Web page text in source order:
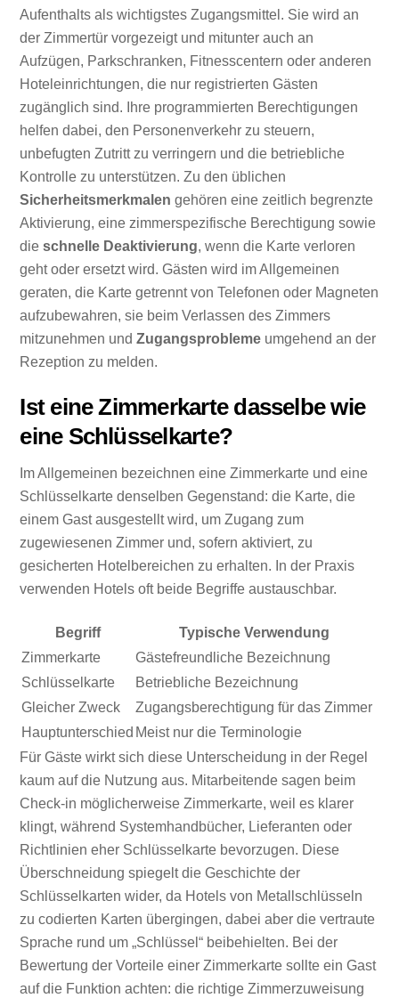
Aufenthalts als wichtigstes Zugangsmittel. Sie wird an
der Zimmertür vorgezeigt und mitunter auch an
Aufzügen, Parkschranken, Fitnesscentern oder anderen
Hoteleinrichtungen, die nur registrierten Gästen
zugänglich sind. Ihre programmierten Berechtigungen
helfen dabei, den Personenverkehr zu steuern,
unbefugten Zutritt zu verringern und die betriebliche
Kontrolle zu unterstützen. Zu den üblichen
Sicherheitsmerkmalen gehören eine zeitlich begrenzte
Aktivierung, eine zimmerspezifische Berechtigung sowie
dieschnelle Deaktivierung, wenn die Karte verloren
geht oder ersetzt wird. Gästen wird im Allgemeinen
geraten, die Karte getrennt von Telefonen oder Magneten
aufzubewahren, sie beim Verlassen des Zimmers
mitzunehmen undZugangsprobleme umgehend an der
Rezeption zu melden.
Ist eine Zimmerkarte dasselbe wie
eine Schlüsselkarte?
Im Allgemeinen bezeichnen eine Zimmerkarte und eine
Schlüsselkarte denselben Gegenstand: die Karte, die
einem Gast ausgestellt wird, um Zugang zum
zugewiesenen Zimmer und, sofern aktiviert, zu
gesicherten Hotelbereichen zu erhalten. In der Praxis
verwenden Hotels oft beide Begriffe austauschbar.
Begriff
Typische Verwendung
Zimmerkarte
Gästefreundliche Bezeichnung
Schlüsselkarte
Betriebliche Bezeichnung
Gleicher Zweck
Zugangsberechtigung für das Zimmer
Hauptunterschied Meist nur die Terminologie
Für Gäste wirkt sich diese Unterscheidung in der Regel
kaum auf die Nutzung aus. Mitarbeitende sagen beim
Check-in möglicherweise Zimmerkarte, weil es klarer
klingt, während Systemhandbücher, Lieferanten oder
Richtlinien eher Schlüsselkarte bevorzugen. Diese
Überschneidung spiegelt die Geschichte der
Schlüsselkarten wider, da Hotels von Metallschlüsseln
zu codierten Karten übergingen, dabei aber die vertraute
Sprache rund um „Schlüssel“ beibehielten. Bei der
Bewertung der Vorteile einer Zimmerkarte sollte ein Gast
auf die Funktion achten: die richtige Zimmerzuweisung